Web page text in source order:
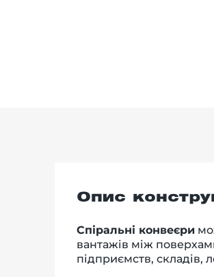
Опис
Спіральні конвеєри
вантажів між
підприємств, складів,